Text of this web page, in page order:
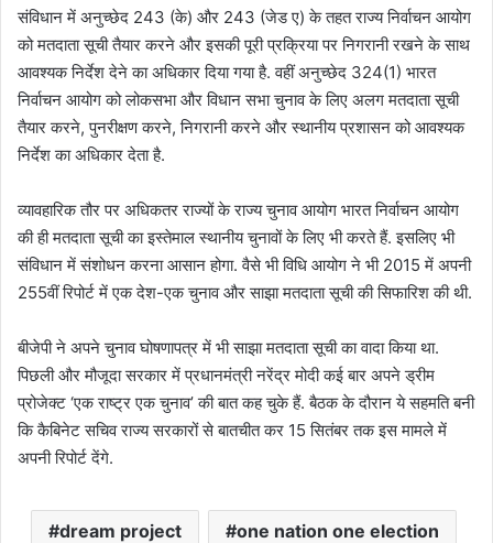
संविधान में अनुच्छेद 243 (के) और 243 (जेड ए) के तहत राज्य निर्वाचन आयोग
को मतदाता सूची तैयार करने और इसकी पूरी प्रक्रिया पर निगरानी रखने के साथ
आवश्यक निर्देश देने का अधिकार दिया गया है. वहीं अनुच्छेद 324(1) भारत
निर्वाचन आयोग को लोकसभा और विधान सभा चुनाव के लिए अलग मतदाता सूची
तैयार करने, पुनरीक्षण करने, निगरानी करने और स्थानीय प्रशासन को आवश्यक
निर्देश का अधिकार देता है.
व्यावहारिक तौर पर अधिकतर राज्यों के राज्य चुनाव आयोग भारत निर्वाचन आयोग
की ही मतदाता सूची का इस्तेमाल स्थानीय चुनावों के लिए भी करते हैं. इसलिए भी
संविधान में संशोधन करना आसान होगा. वैसे भी विधि आयोग ने भी 2015 में अपनी
255वीं रिपोर्ट में एक देश-एक चुनाव और साझा मतदाता सूची की सिफारिश की थी.
बीजेपी ने अपने चुनाव घोषणापत्र में भी साझा मतदाता सूची का वादा किया था.
पिछली और मौजूदा सरकार में प्रधानमंत्री नरेंद्र मोदी कई बार अपने ड्रीम
प्रोजेक्ट ‘एक राष्ट्र एक चुनाव’ की बात कह चुके हैं. बैठक के दौरान ये सहमति बनी
कि कैबिनेट सचिव राज्य सरकारों से बातचीत कर 15 सितंबर तक इस मामले में
अपनी रिपोर्ट देंगे.
dream project one nation one election